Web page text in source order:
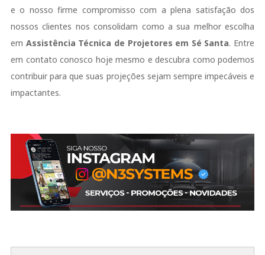
e o nosso firme compromisso com a plena satisfação dos
nossos clientes nos consolidam como a sua melhor escolha
em Assistência Técnica de Projetores em Sé Santa. Entre
em contato conosco hoje mesmo e descubra como podemos
contribuir para que suas projeções sejam sempre impecáveis e
impactantes.